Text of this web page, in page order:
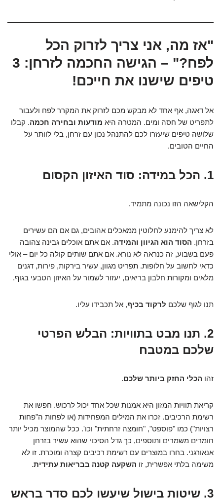
"אז מה, אני צריך לזרוק הכל
לפח?" – הגישה החכמה לזרחן: 3
טיפים שישנו את חייכם!
אל דאגה, אף אחד לא מבקש מכם לזרוק את המקרר לפח ולעבור
לתפריט של חסה ומים. המטרה היא מודעות ובחירה חכמה. קבלו
שלושה טיפים שיעזרו לכם להתנהל נכון עם זרחן, בלי לוותר על
החיים הטובים.
1. הכל במידה: סוד האיזון הקסום
הקלישאה הזו נכונה מתמיד.
לא צריך להימנע לחלוטין ממאכלים אהובים, גם אם הם עשירים
בזרחן. הסוד הוא הגיוון והמידה. אם אתם אוכלים גבינה צהובה
פעם בשבוע, זה כנראה לא נורא. אם אתם שותים קולה כל יום – אולי
כדאי לחשוב על חלופות. תפריט מגוון, עשיר בירקות, פירות, דגנים
מלאים ומקורות חלבון בריאים, יעזור לשמור על האיזון הטבעי בגוף.
תנו לגוף שלכם לרקוד בכיף, אל תכבידו עליו.
2. תנו מבט בתוויות: הבלש הפרטי
שלכם במטבח
זהו הכלי החזק ביותר שלכם.
קריאת תוויות המזון היא אמנות שכל אחד יכול לרכוש. חפשו את
רשימת הרכיבים. זכרו את המילים המפחידות (או לפחות ה"פחות
רצויות") כמו "פוספט", "חומצה זרחתית" וכו'. ככל שהמוצר מכיל יותר
חומרים משמרים ותוספים, כך גדל הסיכוי שהוא עשיר בזרחן
אנאורגני. בחרו במוצרים עם רשימת רכיבים קצרה ומוכרת. זו לא
משימה בלתי אפשרית, זו השקעה קטנה בבריאות עתידית.
3. שיטות בישול שיעשו לכם סדר בראש